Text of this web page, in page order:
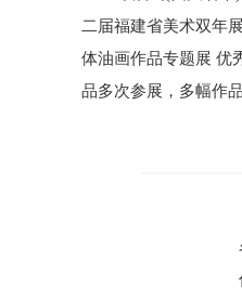
二届福建省美术双年
体油画作品专题展 优
品多次参展，多幅作